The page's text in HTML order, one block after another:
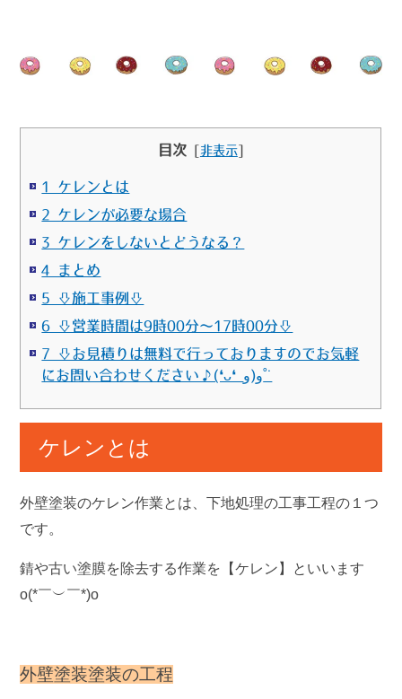
目次 非表示]
1 ケレンとは
2 ケレンが必要な場合
3 ケレンをしないとどうなる？
4 まとめ
5 ⇩施工事例⇩
6 ⇩営業時間は9時00分～17時00分⇩
7 ⇩お見積りは無料で行っておりますのでお気軽
にお問い合わせください♪(❛ᴗ❛ و(و˚˙
ケレンとは
外壁塗装のケレン作業とは、下地処理の工事工程の１つ
です。
錆や古い塗膜を除去する作業を【ケレン】といいます
o(*￣︶￣*)o
外壁塗装塗装の工程